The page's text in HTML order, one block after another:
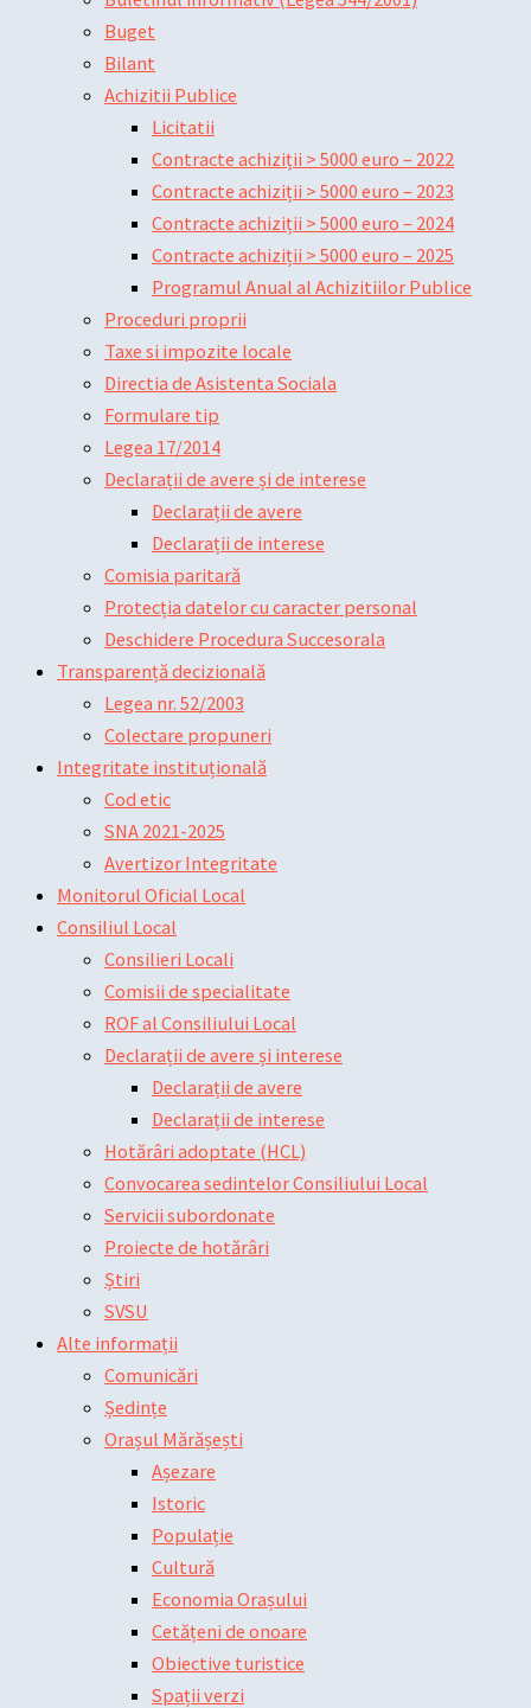
Buget
Bilant
Achizitii Publice
Licitatii
Contracte achiziții > 5000 euro – 2022
Contracte achiziții > 5000 euro – 2023
Contracte achiziții > 5000 euro – 2024
Contracte achiziții > 5000 euro – 2025
Programul Anual al Achizitiilor Publice
Proceduri proprii
Taxe si impozite locale
Directia de Asistenta Sociala
Formulare tip
Legea 17/2014
Declarații de avere și de interese
Declarații de avere
Declarații de interese
Comisia paritară
Protecția datelor cu caracter personal
Deschidere Procedura Succesorala
Transparență decizională
Legea nr. 52/2003
Colectare propuneri
Integritate instituțională
Cod etic
SNA 2021-2025
Avertizor Integritate
Monitorul Oficial Local
Consiliul Local
Consilieri Locali
Comisii de specialitate
ROF al Consiliului Local
Declarații de avere și interese
Declarații de avere
Declarații de interese
Hotărâri adoptate (HCL)
Convocarea sedintelor Consiliului Local
Servicii subordonate
Proiecte de hotărâri
Știri
SVSU
Alte informații
Comunicări
Ședințe
Orașul Mărășești
Așezare
Istoric
Populație
Cultură
Economia Orașului
Cetățeni de onoare
Obiective turistice
Spații verzi